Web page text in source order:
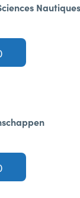
Nautiques